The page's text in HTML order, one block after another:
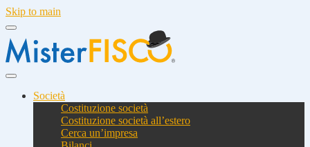
Skip to main
Società
Costituzione società
Costituzione società all’estero
Cerca un’impresa